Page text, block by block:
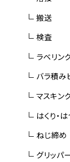
搬送
検査
ラベリン
バラ積み
マスキン
はくり・
ねじ締め
グリッパ